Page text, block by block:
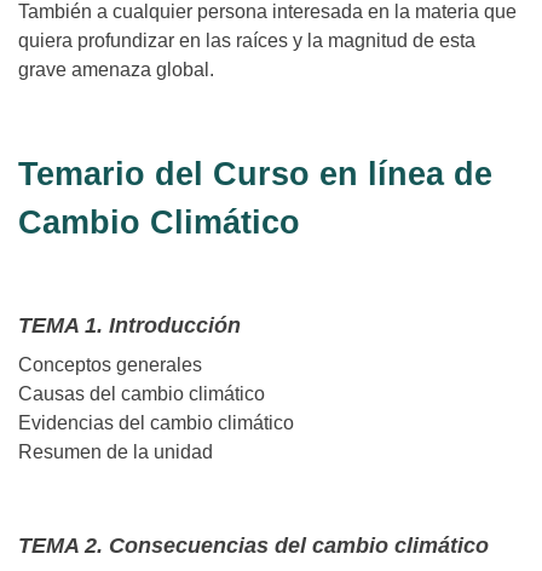
También a cualquier persona interesada en la materia que
quiera profundizar en las raíces y la magnitud de esta
grave amenaza global.
Temario del Curso en línea de
Cambio Climático
TEMA 1. Introducción
Conceptos generales
Causas del cambio climático
Evidencias del cambio climático
Resumen de la unidad
TEMA 2. Consecuencias del cambio climático